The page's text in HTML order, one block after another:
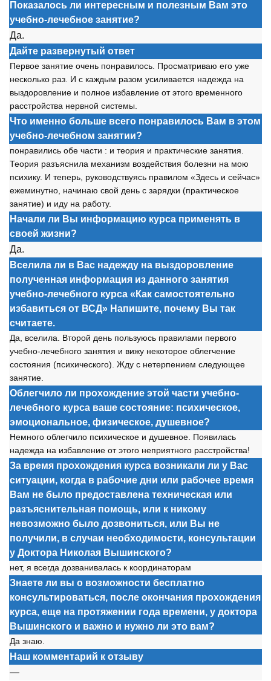
Показалось ли интересным и полезным Вам это
учебно-лечебное занятие?
Да.
Дайте развернутый ответ
Первое занятие очень понравилось. Просматриваю его уже
несколько раз. И с каждым разом усиливается надежда на
выздоровление и полное избавление от этого временного
расстройства нервной системы.
Что именно больше всего понравилось Вам в этом
учебно-лечебном занятии?
понравились обе части : и теория и практические занятия.
Теория разъяснила механизм воздействия болезни на мою
психику. И теперь, руководствуясь правилом «Здесь и сейчас»
ежеминутно, начинаю свой день с зарядки (практическое
занятие) и иду на работу.
Начали ли Вы информацию курса применять в
своей жизни?
Да.
Вселила ли в Вас надежду на выздоровление
полученная информация из данного занятия
учебно-лечебного курса «Как самостоятельно
избавиться от ВСД» Напишите, почему Вы так
считаете.
Да, вселила. Второй день пользуюсь правилами первого
учебно-лечебного занятия и вижу некоторое облегчение
состояния (психического). Жду с нетерпением следующее
занятие.
Облегчило ли прохождение этой части учебно-
лечебного курса ваше состояние: психическое,
эмоциональное, физическое, душевное?
Немного облегчило психическое и душевное. Появилась
надежда на избавление от этого неприятного расстройства!
За время прохождения курса возникали ли у Вас
ситуации, когда в рабочие дни или рабочее время
Вам не было предоставлена техническая или
разъяснительная помощь, или к никому
невозможно было дозвониться, или Вы не
получили, в случаи необходимости, консультации
у Доктора Николая Вышинского?
нет, я всегда дозванивалась к координаторам
Знаете ли вы о возможности бесплатно
консультироваться, после окончания прохождения
курса, еще на протяжении года времени, у доктора
Вышинского и важно и нужно ли это вам?
Да знаю.
Наш комментарий к отзыву
—